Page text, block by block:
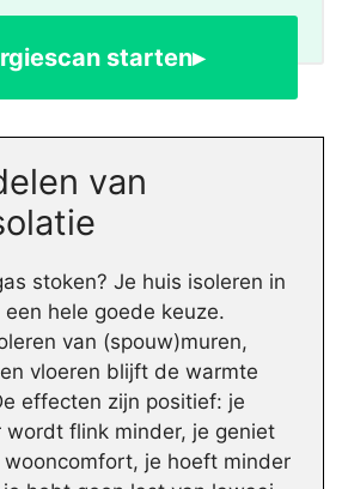
starten▸
van
stoken? Je huis isoleren in
een hele goede keuze.
van (spouw)muren,
vloeren blijft de warmte
effecten zijn positief: je
wordt flink minder, je geniet
wooncomfort, je hoeft minder